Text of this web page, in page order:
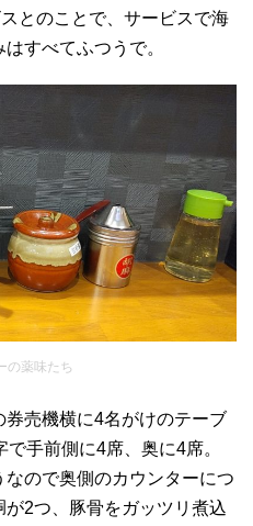
とのことで、サービスで海
すべてふつうで。
の薬味たち
売機横に4名がけのテーブ
手前側に4席、奥に4席。
ので奥側のカウンターにつ
2つ、豚骨をガッツリ煮込